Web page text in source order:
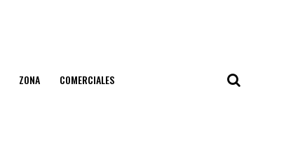
ZONA COMERCIALES